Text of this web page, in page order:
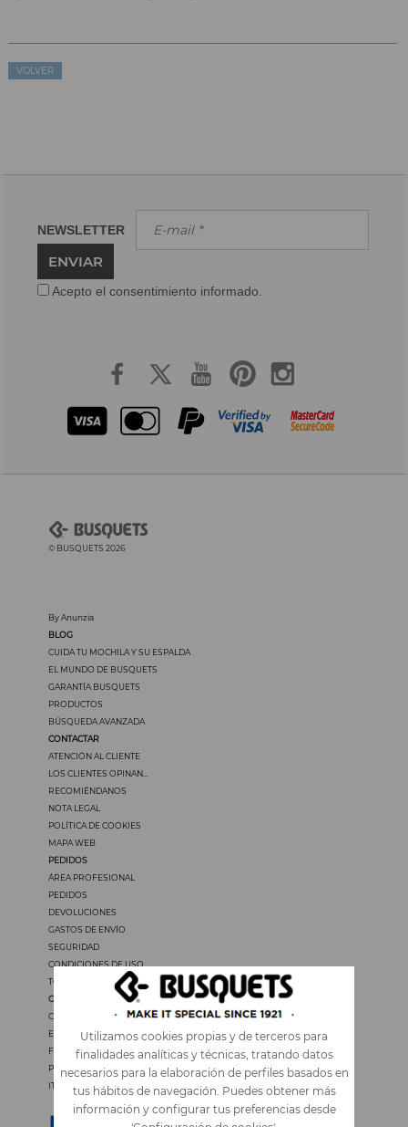
VOLVER
NEWSLETTER
ENVIAR
Acepto el consentimiento informado.
© BUSQUETS 2026
By Anunzia
BLOG
CUIDA TU MOCHILA Y SU ESPALDA
EL MUNDO DE BUSQUETS
GARANTÍA BUSQUETS
PRODUCTOS
BÚSQUEDA AVANZADA
CONTACTAR
ATENCIÓN AL CLIENTE
LOS CLIENTES OPINAN...
RECOMIÉNDANOS
NOTA LEGAL
POLÍTICA DE COOKIES
MAPA WEB
PEDIDOS
ÁREA PROFESIONAL
PEDIDOS
DEVOLUCIONES
GASTOS DE ENVÍO
SEGURIDAD
CONDICIONES DE USO
TODOS LOS PRECIOS INCLUYEN IVA
OTROS IDIOMAS
CATALÀ
ENGLISH
FRANÇAIS
PORTUGUÊS
ITALIANO
Utilizamos cookies propias y de terceros para
finalidades analíticas y técnicas, tratando datos
necesarios para la elaboración de perfiles basados en
tus hábitos de navegación. Puedes obtener más
información y configurar tus preferencias desde